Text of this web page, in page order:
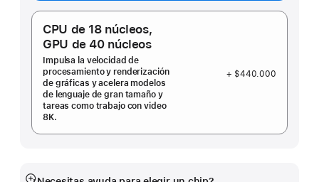
CPU de 18 núcleos,
GPU de 40 núcleos
Impulsa la velocidad de
procesamiento y renderización
de gráficas y acelera modelos
de lenguaje de gran tamaño y
tareas como trabajo con video
8K.
+ $440.000